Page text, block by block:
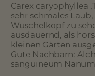
Carex caryophyllea
sehr schmales
Wuschelkopf zu
ausdauernd, als
kleinen Gärten
Gute Nachbarn:
sanguineum